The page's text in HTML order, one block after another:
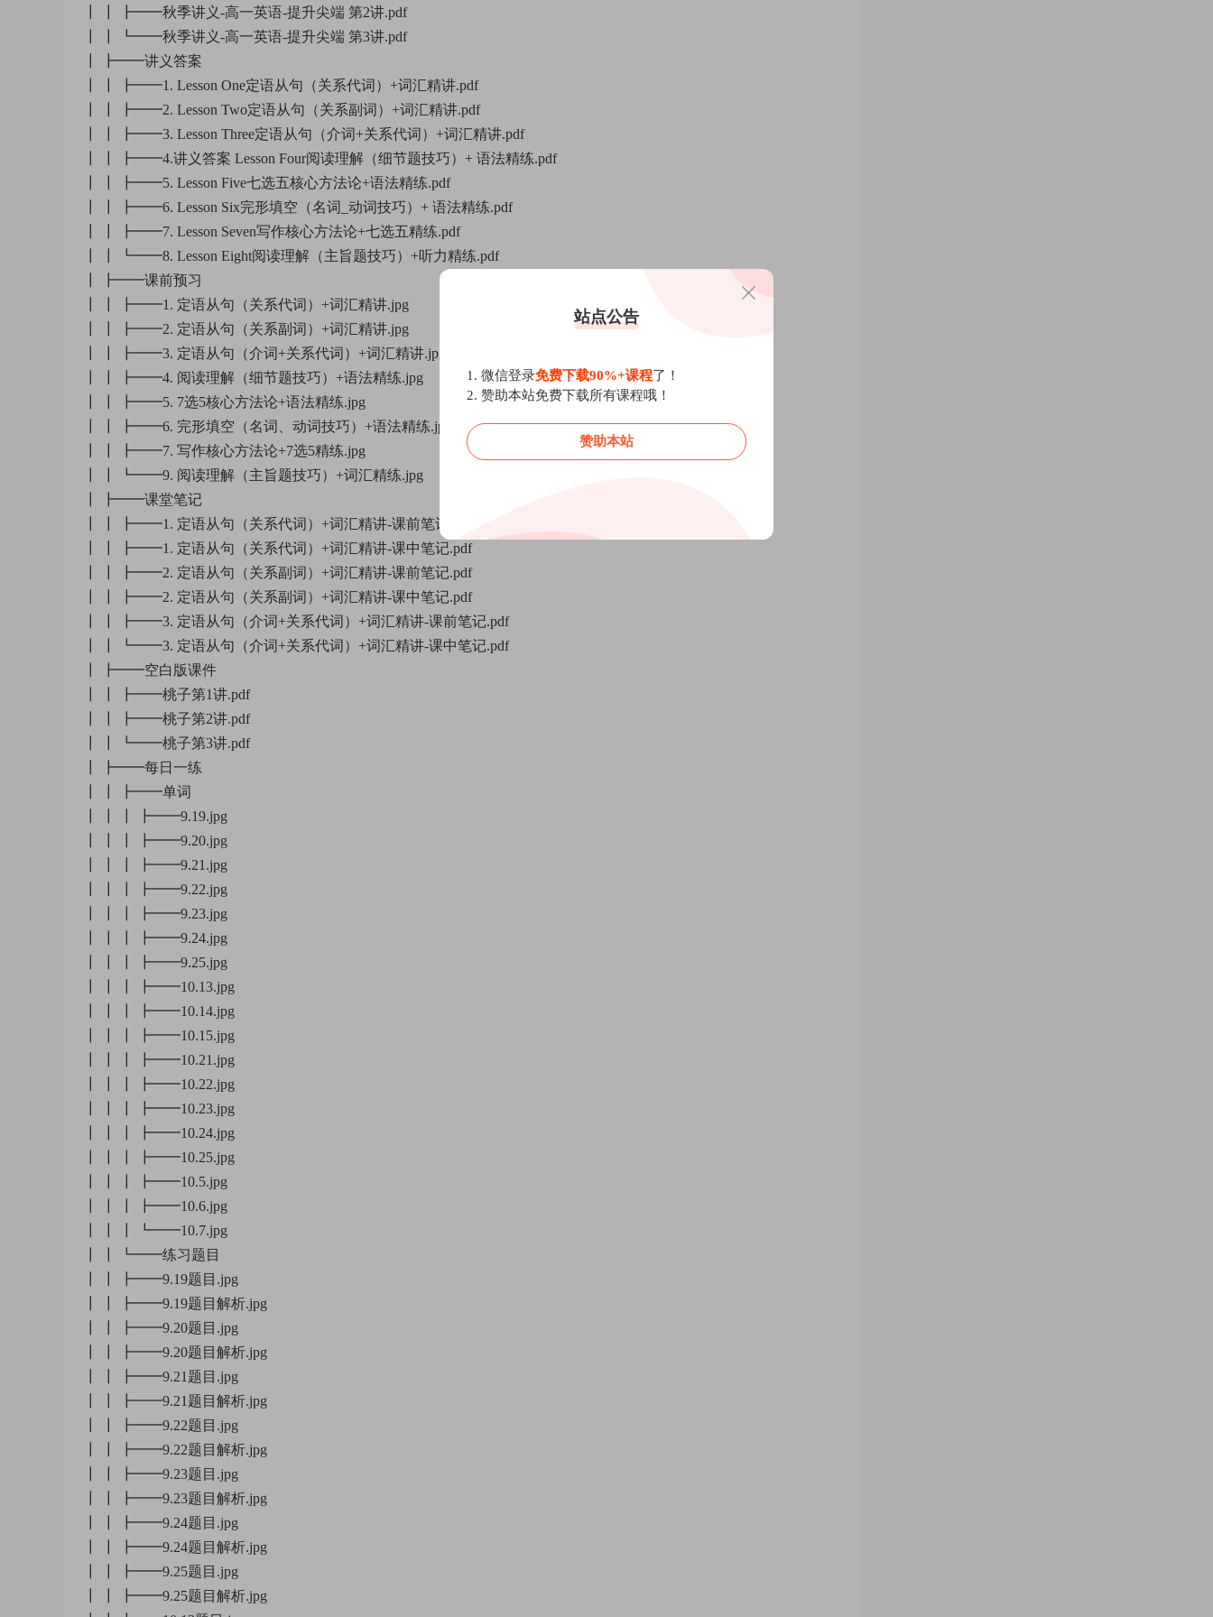
┃ ┃ ┣━━秋季讲义-高一英语-提升尖端 第2讲.pdf
┃ ┃ ┗━━秋季讲义-高一英语-提升尖端 第3讲.pdf
┃ ┣━━讲义答案
┃ ┃ ┣━━1. Lesson One定语从句（关系代词）+词汇精讲.pdf
┃ ┃ ┣━━2. Lesson Two定语从句（关系副词）+词汇精讲.pdf
┃ ┃ ┣━━3. Lesson Three定语从句（介词+关系代词）+词汇精讲.pdf
┃ ┃ ┣━━4.讲义答案 Lesson Four阅读理解（细节题技巧）+ 语法精练.pdf
┃ ┃ ┣━━5. Lesson Five七选五核心方法论+语法精练.pdf
┃ ┃ ┣━━6. Lesson Six完形填空（名词_动词技巧）+ 语法精练.pdf
┃ ┃ ┣━━7. Lesson Seven写作核心方法论+七选五精练.pdf
┃ ┃ ┗━━8. Lesson Eight阅读理解（主旨题技巧）+听力精练.pdf
┃ ┣━━课前预习
┃ ┃ ┣━━1. 定语从句（关系代词）+词汇精讲.jpg
┃ ┃ ┣━━2. 定语从句（关系副词）+词汇精讲.jpg
┃ ┃ ┣━━3. 定语从句（介词+关系代词）+词汇精讲.jpg
┃ ┃ ┣━━4. 阅读理解（细节题技巧）+语法精练.jpg
┃ ┃ ┣━━5. 7选5核心方法论+语法精练.jpg
┃ ┃ ┣━━6. 完形填空（名词、动词技巧）+语法精练.jpg
┃ ┃ ┣━━7. 写作核心方法论+7选5精练.jpg
┃ ┃ ┗━━9. 阅读理解（主旨题技巧）+词汇精练.jpg
┃ ┣━━课堂笔记
┃ ┃ ┣━━1. 定语从句（关系代词）+词汇精讲-课前笔记.pdf
┃ ┃ ┣━━1. 定语从句（关系代词）+词汇精讲-课中笔记.pdf
┃ ┃ ┣━━2. 定语从句（关系副词）+词汇精讲-课前笔记.pdf
┃ ┃ ┣━━2. 定语从句（关系副词）+词汇精讲-课中笔记.pdf
┃ ┃ ┣━━3. 定语从句（介词+关系代词）+词汇精讲-课前笔记.pdf
┃ ┃ ┗━━3. 定语从句（介词+关系代词）+词汇精讲-课中笔记.pdf
┃ ┣━━空白版课件
┃ ┃ ┣━━桃子第1讲.pdf
┃ ┃ ┣━━桃子第2讲.pdf
┃ ┃ ┗━━桃子第3讲.pdf
┃ ┣━━每日一练
┃ ┃ ┣━━单词
┃ ┃ ┃ ┣━━9.19.jpg
┃ ┃ ┃ ┣━━9.20.jpg
┃ ┃ ┃ ┣━━9.21.jpg
┃ ┃ ┃ ┣━━9.22.jpg
┃ ┃ ┃ ┣━━9.23.jpg
┃ ┃ ┃ ┣━━9.24.jpg
┃ ┃ ┃ ┣━━9.25.jpg
┃ ┃ ┃ ┣━━10.13.jpg
┃ ┃ ┃ ┣━━10.14.jpg
┃ ┃ ┃ ┣━━10.15.jpg
┃ ┃ ┃ ┣━━10.21.jpg
┃ ┃ ┃ ┣━━10.22.jpg
┃ ┃ ┃ ┣━━10.23.jpg
┃ ┃ ┃ ┣━━10.24.jpg
┃ ┃ ┃ ┣━━10.25.jpg
┃ ┃ ┃ ┣━━10.5.jpg
┃ ┃ ┃ ┣━━10.6.jpg
┃ ┃ ┃ ┗━━10.7.jpg
┃ ┃ ┗━━练习题目
┃ ┃ ┣━━9.19题目.jpg
┃ ┃ ┣━━9.19题目解析.jpg
┃ ┃ ┣━━9.20题目.jpg
┃ ┃ ┣━━9.20题目解析.jpg
┃ ┃ ┣━━9.21题目.jpg
┃ ┃ ┣━━9.21题目解析.jpg
┃ ┃ ┣━━9.22题目.jpg
┃ ┃ ┣━━9.22题目解析.jpg
┃ ┃ ┣━━9.23题目.jpg
┃ ┃ ┣━━9.23题目解析.jpg
┃ ┃ ┣━━9.24题目.jpg
┃ ┃ ┣━━9.24题目解析.jpg
┃ ┃ ┣━━9.25题目.jpg
┃ ┃ ┣━━9.25题目解析.jpg
站点公告
1. 微信登录免费下载90%+课程了！
2. 赞助本站免费下载所有课程哦！
赞助本站